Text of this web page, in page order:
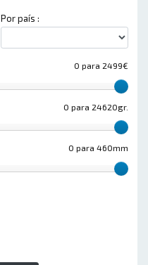
Por país :
0 para 2499€
0 para 24620gr.
0 para 460mm